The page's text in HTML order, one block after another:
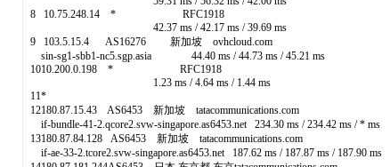
8 10.75.248.14 * RFC1918
42.37 ms / 42.17 ms / 39.69 ms
9 103.5.15.4 AS16276 新加坡 ovhcloud.com
sin-sg1-sbb1-nc5.sgp.asia 44.40 ms / 44.73 ms / 45.21 ms
1010.200.0.198 * RFC1918
1.23 ms / 4.64 ms / 1.44 ms
11*
12180.87.15.43 AS6453 新加坡 tatacommunications.com
if-bundle-41-2.qcore2.svw-singapore.as6453.net 234.30 ms / 234.42 ms / * ms
13180.87.84.128 AS6453 新加坡 tatacommunications.com
if-ae-33-2.tcore2.svw-singapore.as6453.net 187.62 ms / 187.87 ms / 187.90 ms